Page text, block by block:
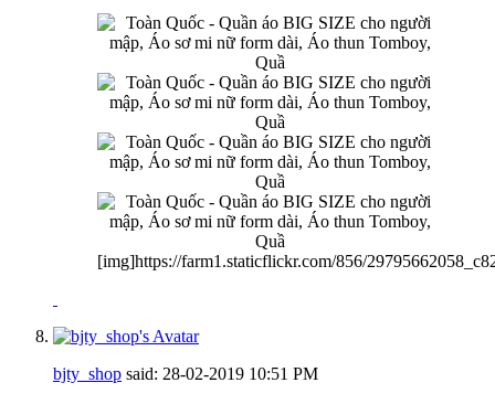
[img]https://farm1.staticflickr.com/856/
bjty_shop said: 28-02-2019 10:51 PM